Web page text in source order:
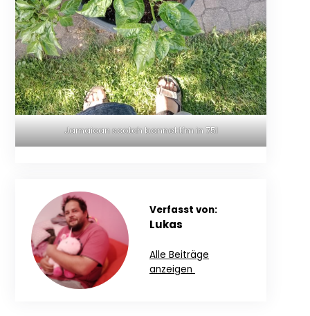
Jamaican scotch bonnet tfm in 75l
Verfasst von:
Lukas
Alle Beiträge
anzeigen